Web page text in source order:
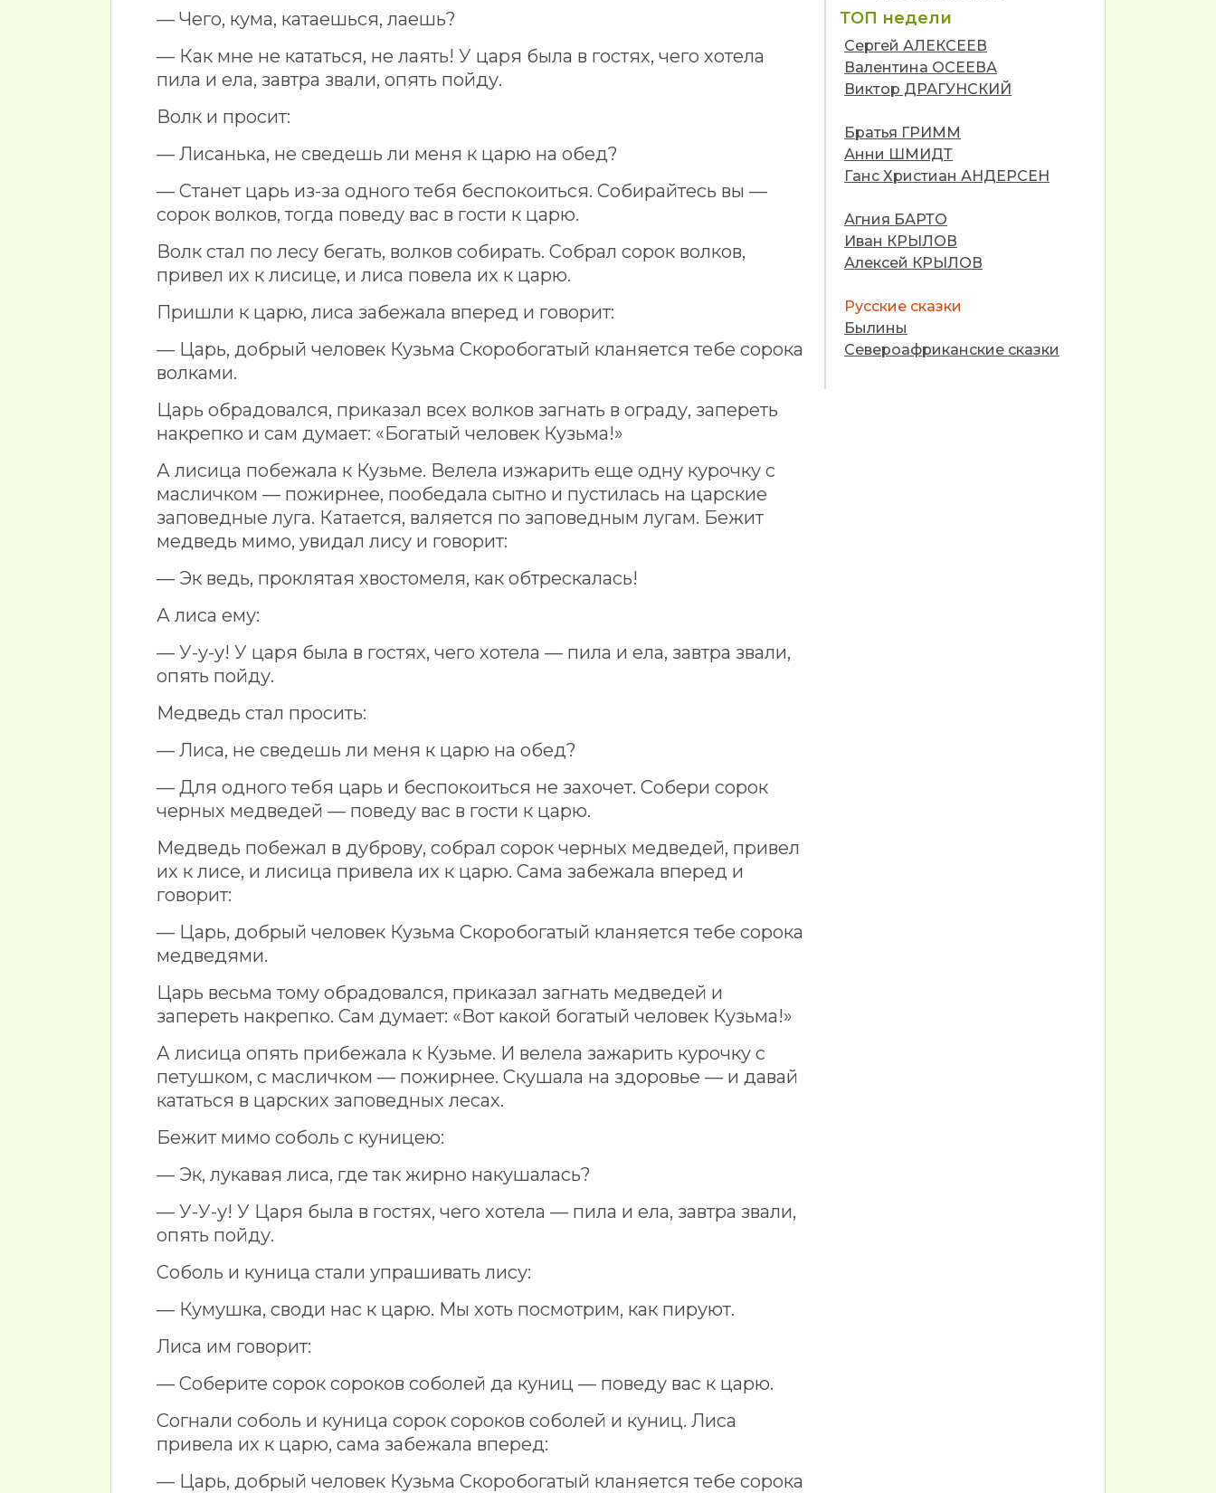
— Чего, кума, катаешься, лаешь?
— Как мне не кататься, не лаять! У царя была в гостях, чего хотела
пила и ела, завтра звали, опять пойду.
Волк и просит:
— Лисанька, не сведешь ли меня к царю на обед?
— Станет царь из-за одного тебя беспокоиться. Собирайтесь вы —
сорок волков, тогда поведу вас в гости к царю.
Волк стал по лесу бегать, волков собирать. Собрал сорок волков,
привел их к лисице, и лиса повела их к царю.
Пришли к царю, лиса забежала вперед и говорит:
— Царь, добрый человек Кузьма Скоробогатый кланяется тебе сорока
волками.
Царь обрадовался, приказал всех волков загнать в ограду, запереть
накрепко и сам думает: «Богатый человек Кузьма!»
А лисица побежала к Кузьме. Велела изжарить еще одну курочку с
масличком — пожирнее, пообедала сытно и пустилась на царские
заповедные луга. Катается, валяется по заповедным лугам. Бежит
медведь мимо, увидал лису и говорит:
— Эк ведь, проклятая хвостомеля, как обтрескалась!
А лиса ему:
— У-у-у! У царя была в гостях, чего хотела — пила и ела, завтра звали,
опять пойду.
Медведь стал просить:
— Лиса, не сведешь ли меня к царю на обед?
— Для одного тебя царь и беспокоиться не захочет. Собери сорок
черных медведей — поведу вас в гости к царю.
Медведь побежал в дуброву, собрал сорок черных медведей, привел
их к лисе, и лисица привела их к царю. Сама забежала вперед и
говорит:
— Царь, добрый человек Кузьма Скоробогатый кланяется тебе сорока
медведями.
Царь весьма тому обрадовался, приказал загнать медведей и
запереть накрепко. Сам думает: «Вот какой богатый человек Кузьма!»
А лисица опять прибежала к Кузьме. И велела зажарить курочку с
петушком, с масличком — пожирнее. Скушала на здоровье — и давай
кататься в царских заповедных лесах.
Бежит мимо соболь с куницею:
— Эк, лукавая лиса, где так жирно накушалась?
— У-У-у! У Царя была в гостях, чего хотела — пила и ела, завтра звали,
опять пойду.
Соболь и куница стали упрашивать лису:
— Кумушка, своди нас к царю. Мы хоть посмотрим, как пируют.
Лиса им говорит:
— Соберите сорок сороков соболей да куниц — поведу вас к царю.
Согнали соболь и куница сорок сороков соболей и куниц. Лиса
привела их к царю, сама забежала вперед:
— Царь, добрый человек Кузьма Скоробогатый кланяется тебе сорока
ТОП недели
Сергей АЛЕКСЕЕВ
Валентина ОСЕЕВА
Виктор ДРАГУНСКИЙ
Братья ГРИММ
Анни ШМИДТ
Ганс Христиан АНДЕРСЕН
Агния БАРТО
Иван КРЫЛОВ
Алексей КРЫЛОВ
Русские сказки
Былины
Североафриканские сказки